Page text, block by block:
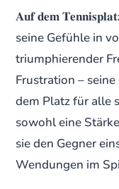
𝐀𝐮𝐟 𝐝𝐞𝐦
seine Gefühle in
triumphierender
Frustration –
dem Platz für alle
sowohl eine
sie den Gegner
Wendungen im